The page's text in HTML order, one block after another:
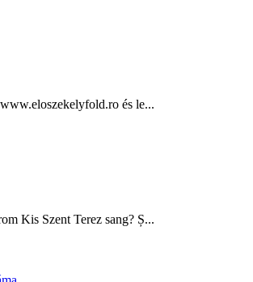
és le...
Kis Szent Terez sang? Ș...